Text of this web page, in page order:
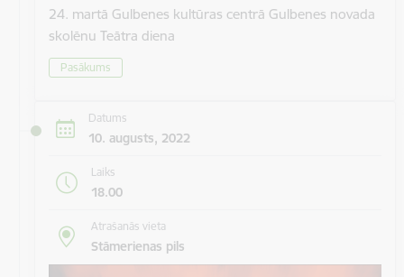
24. martā Gulbenes kultūras centrā Gulbenes novada
skolēnu Teātra diena
Pasākums
Datums
10. augusts, 2022
Laiks
18.00
Atrašanās vieta
Stāmerienas pils